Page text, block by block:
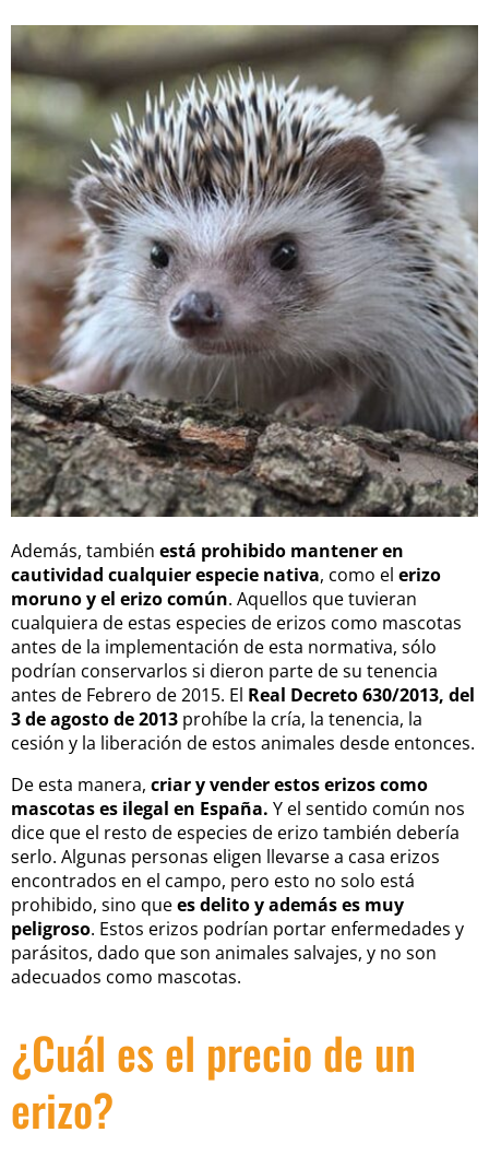
Además, también está prohibido mantener en
cautividad cualquier especie nativa, como el erizo
moruno y el erizo común. Aquellos que tuvieran
cualquiera de estas especies de erizos como mascotas
antes de la implementación de esta normativa, sólo
podrían conservarlos si dieron parte de su tenencia
antes de Febrero de 2015. El Real Decreto 630/2013, del
3 de agosto de 2013 prohíbe la cría, la tenencia, la
cesión y la liberación de estos animales desde entonces.
De esta manera, criar y vender estos erizos como
mascotas es ilegal en España. Y el sentido común nos
dice que el resto de especies de erizo también debería
serlo. Algunas personas eligen llevarse a casa erizos
encontrados en el campo, pero esto no solo está
prohibido, sino quees delito y además es muy
peligroso. Estos erizos podrían portar enfermedades y
parásitos, dado que son animales salvajes, y no son
adecuados como mascotas.
¿Cuál es el precio de un
erizo?